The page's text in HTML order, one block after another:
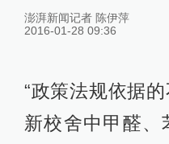
澎湃新闻记者 陈伊萍
2016-01-28 09:36
“政策法规依据
新校舍中甲醛、